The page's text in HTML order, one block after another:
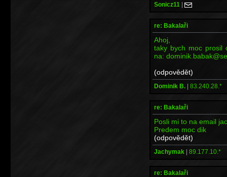
Sonicz11 |
re: Bakalaři
Ahoj,
taky bych moc prosil
na:
(odpovědět)
Dominik B. | 83.240.28.*
re: Bakalaři
Posli mi to na email
Predem moc dik
(odpovědět)
Jachymak | 89.177.10.*
re: Bakalaři